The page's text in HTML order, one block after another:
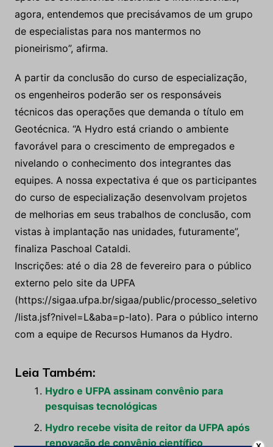
Hydro dá mais um passo na liderança do setor de
alumínio. “A companhia sempre busca as técnicas
mais modernas para segurança operacional e com o
apoio de consultorias nacionais e internacionais,
agora, entendemos que precisávamos de um grupo
de especialistas para nos mantermos no
pioneirismo”, afirma.
A partir da conclusão do curso de especialização,
os engenheiros poderão ser os responsáveis
técnicos das operações que demanda o título em
Geotécnica. “A Hydro está criando o ambiente
favorável para o crescimento de empregados e
nivelando o conhecimento dos integrantes das
equipes. A nossa expectativa é que os participantes
do curso de especialização desenvolvam projetos
de melhorias em seus trabalhos de conclusão, com
vistas à implantação nas unidades, futuramente”,
finaliza Paschoal Cataldi.
Inscrições: até o dia 28 de fevereiro para o público
externo pelo site da UPFA
/lista.jsf?nivel=L&aba=p-lato). Para o público interno
com a equipe de Recursos Humanos da Hydro.
Leia Também: